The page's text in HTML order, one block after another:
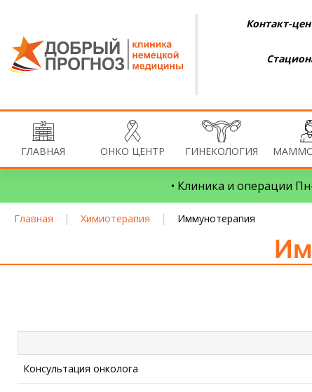
Контакт-
ГЛАВНАЯ ОНКО ЦЕНТР ГИНЕКОЛОГИЯ
• Клиника и операции
Главная | Химиотерапия | Иммунотерапия
Консультация онколога